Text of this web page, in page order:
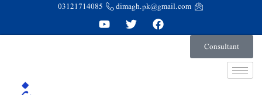
dimagh.pk@gmail.com
03121714085
Consultant